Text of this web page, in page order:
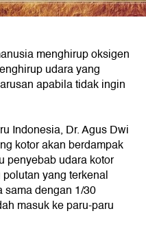
menghirup oksigen
udara yang
apabila tidak ingin
Indonesia, Dr. Agus Dwi
kotor akan berdampak
penyebab udara kotor
yang terkenal
sama dengan 1/30
masuk ke paru-paru